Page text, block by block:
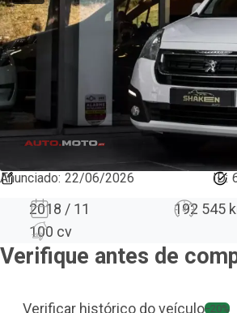
Anunciado: 22/06/2026 ID:
2018 / 11 192 545
100 cv
Verifique antes de
Verificar histórico do veículo−20%